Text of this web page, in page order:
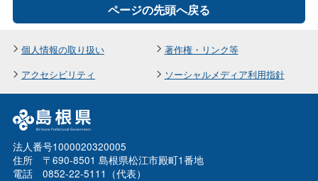
ページの先頭へ戻る
個人情報の取り扱い
著作権・リンク等
アクセシビリティ
ソーシャルメディア利用指針
法人番号1000020320005
住所 〒690-8501 島根県松江市殿町1番地
電話 0852-22-5111（代表）